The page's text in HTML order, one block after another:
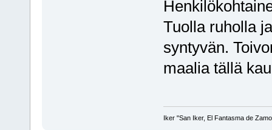
Tuolla ruholla
syntyvän.
maalia tällä
Iker "San Iker, El Fantasma de